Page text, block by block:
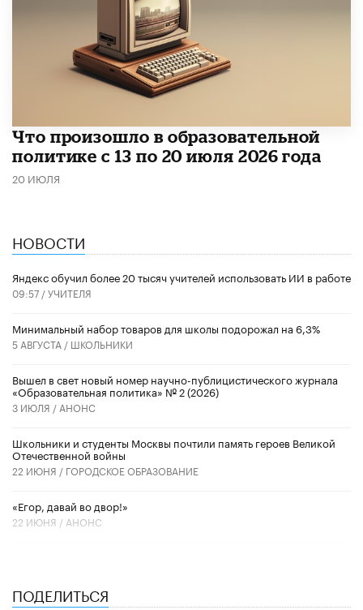
Что произошло в образовательной
политике с 13 по 20 июля 2026 года
20 ИЮЛЯ
НОВОСТИ
​Яндекс обучил более 20 тысяч учителей использовать ИИ в работе
09:57 /УЧИТЕЛЯ
Минимальный набор товаров для школы подорожал на 6,3%
5 АВГУСТА / ШКОЛЬНИКИ
Вышел в свет новый номер научно-публицистического журнала
«Образовательная политика» № 2 (2026)
3 ИЮЛЯ / АНОНС
Школьники и студенты Москвы почтили память героев Великой
Отечественной войны
22 ИЮНЯ / ГОРОДСКОЕ ОБРАЗОВАНИЕ
«Егор, давай во двор!»
22 ИЮНЯ / АНОНС
ПОДЕЛИТЬСЯ